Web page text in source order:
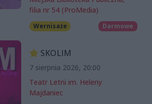
filia nr 54 (ProMedia)
Wernisaże Darmowe
SKOLIM
7 sierpnia 2026, 20:00
Teatr Letni im. Heleny
Majdaniec